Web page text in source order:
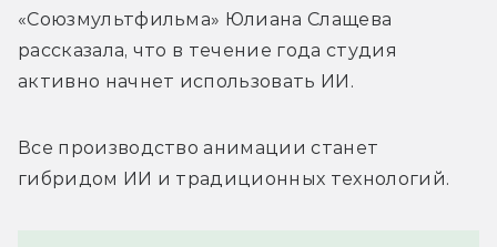
«Союзмультфильма» Юлиана Слащева
рассказала, что в течение года студия
активно начнет использовать ИИ.
Все производство анимации станет
гибридом ИИ и традиционных технологий.